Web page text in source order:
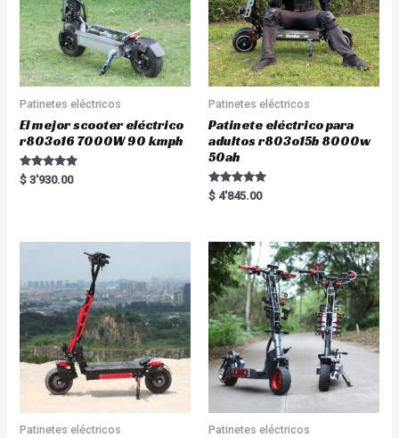
Patinetes eléctricos
El mejor scooter eléctrico
r803o16 7000W 90 kmph
Rated
5.00
$ 3'930.00
Patinetes eléctricos
Patinete eléctrico para
adultos r803o15b 8000w
50ah
Rated
5.00
$ 4'845.00
Patinetes eléctricos Patinetes eléctricos